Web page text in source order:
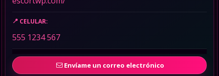
CELULAR:
555 1234 567
Envíame un correo electrónico